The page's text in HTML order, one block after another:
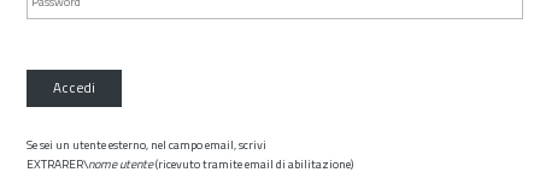
Accedi
Se sei un utente esterno, nel campo email, scrivi
EXTRARER\nome utente(ricevuto tramite email di abilitazione)